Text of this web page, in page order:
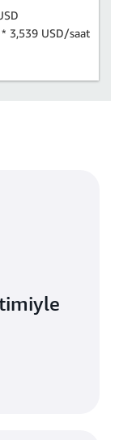
3,539 USD/saat